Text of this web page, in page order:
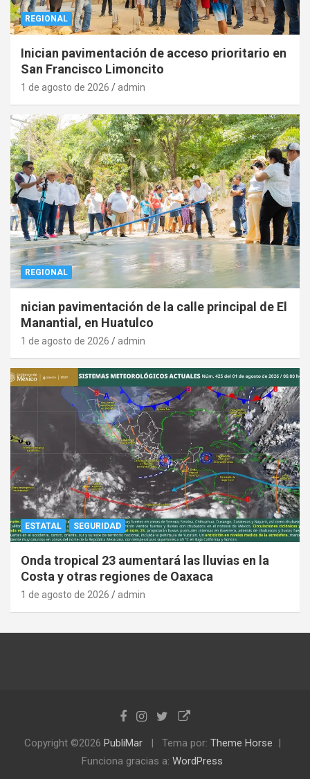
REGIONAL
Inician pavimentación de acceso prioritario en
San Francisco Limoncito
1 de agosto de 2026 admin
REGIONAL
nician pavimentación de la calle principal de El
Manantial, en Huatulco
1 de agosto de 2026 admin
ESTATAL SEGURIDAD
Onda tropical 23 aumentará las lluvias en la
Costa y otras regiones de Oaxaca
1 de agosto de 2026 admin
Copyright ©2026 PubliMar Tema por: Theme Horse
Funciona gracias a: WordPress